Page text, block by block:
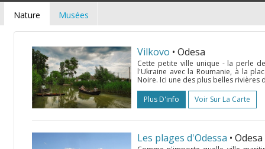
Nature Musées
Vilkovo • Odesa
Cette petite ville unique - la perle
l'Ukraine avec la Roumanie, à la
Noire. Ici une des plus belles rivières
Plus D'info
Voir Sur La Carte
Les plages d'Odessa • Odesa